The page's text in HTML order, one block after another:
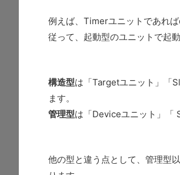
例えば、Timerユニットであれ
従って、起動型のユニットで起
構造型は「Targetユニット」「
ます。
管理型は「Deviceユニット」「
他の型と違う点として、管理型